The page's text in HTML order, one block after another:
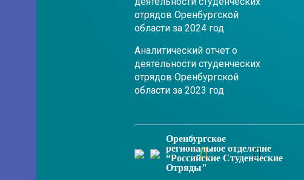
отрядов Оренбургской
области за 2024 год
Аналитический отчет о
деятельности студенческих
отрядов Оренбургской
области за 2023 год
Оренбургское
региональное отделение
“Российские Студенческие
Отряды"